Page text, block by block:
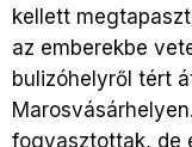
kellett
az emberekbe
bulizóhelyről tért
fogyasztottak, de